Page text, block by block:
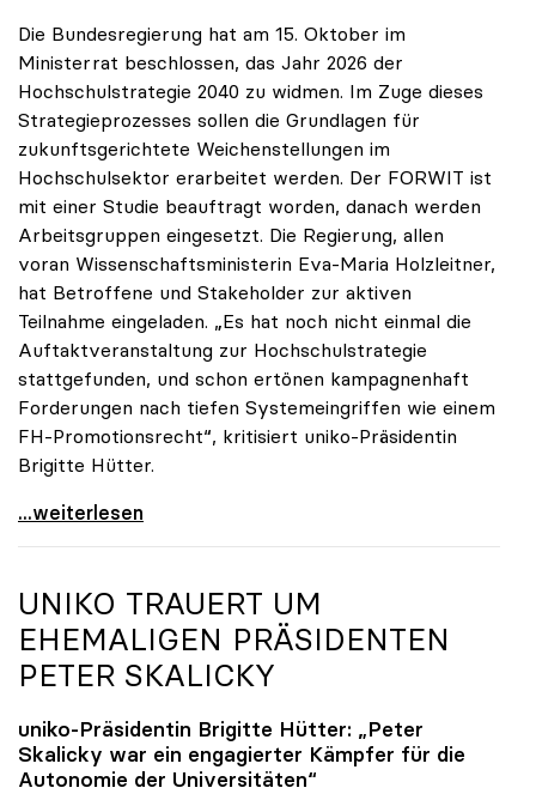
Die Bundesregierung hat am 15. Oktober im
Ministerrat beschlossen, das Jahr 2026 der
Hochschulstrategie 2040 zu widmen. Im Zuge dieses
Strategieprozesses sollen die Grundlagen für
zukunftsgerichtete Weichenstellungen im
Hochschulsektor erarbeitet werden. Der FORWIT ist
mit einer Studie beauftragt worden, danach werden
Arbeitsgruppen eingesetzt. Die Regierung, allen
voran Wissenschaftsministerin Eva-Maria Holzleitner,
hat Betroffene und Stakeholder zur aktiven
Teilnahme eingeladen. „Es hat noch nicht einmal die
Auftaktveranstaltung zur Hochschulstrategie
stattgefunden, und schon ertönen kampagnenhaft
Forderungen nach tiefen Systemeingriffen wie einem
FH-Promotionsrecht“, kritisiert uniko-Präsidentin
Brigitte Hütter.
„Deplatzierte Kampagne“: uniko irritiert über
...weiterlesen
UNIKO TRAUERT UM
EHEMALIGEN PRÄSIDENTEN
PETER SKALICKY
uniko-Präsidentin Brigitte Hütter: „Peter
Skalicky war ein engagierter Kämpfer für die
Autonomie der Universitäten“